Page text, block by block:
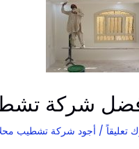
شركة
تعليقاً / أجود شركة تشطيب